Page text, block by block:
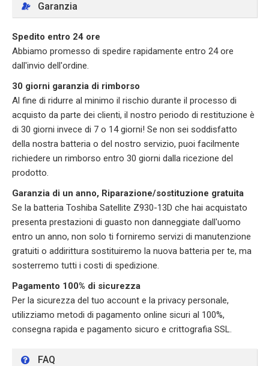
Garanzia
Spedito entro 24 ore
Abbiamo promesso di spedire rapidamente entro 24 ore
dall'invio dell'ordine.
30 giorni garanzia di rimborso
Al fine di ridurre al minimo il rischio durante il processo di
acquisto da parte dei clienti, il nostro periodo di restituzione è
di 30 giorni invece di 7 o 14 giorni! Se non sei soddisfatto
della nostra batteria o del nostro servizio, puoi facilmente
richiedere un rimborso entro 30 giorni dalla ricezione del
prodotto.
Garanzia di un anno, Riparazione/sostituzione gratuita
Se la batteria Toshiba Satellite Z930-13D che hai acquistato
presenta prestazioni di guasto non danneggiate dall'uomo
entro un anno, non solo ti forniremo servizi di manutenzione
gratuiti o addirittura sostituiremo la nuova batteria per te, ma
sosterremo tutti i costi di spedizione.
Pagamento 100% di sicurezza
Per la sicurezza del tuo account e la privacy personale,
utilizziamo metodi di pagamento online sicuri al 100%,
consegna rapida e pagamento sicuro e crittografia SSL.
FAQ